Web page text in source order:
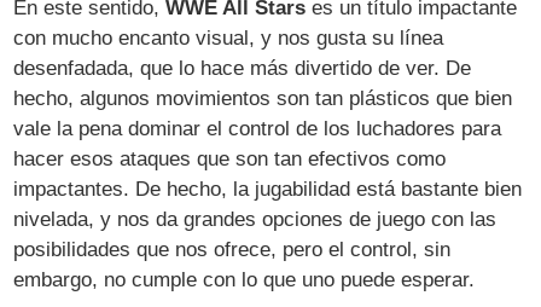
En este sentido,WWE All Stars es un título impactante
con mucho encanto visual, y nos gusta su línea
desenfadada, que lo hace más divertido de ver. De
hecho, algunos movimientos son tan plásticos que bien
vale la pena dominar el control de los luchadores para
hacer esos ataques que son tan efectivos como
impactantes. De hecho, la jugabilidad está bastante bien
nivelada, y nos da grandes opciones de juego con las
posibilidades que nos ofrece, pero el control, sin
embargo, no cumple con lo que uno puede esperar.